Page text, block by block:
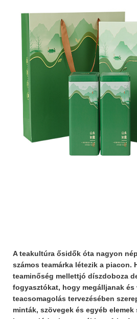
A teakultúra ősidők óta nagyon
számos teamárka létezik a piacon.
teaminőség mellettjó díszdoboza
fogyasztókat, hogy megálljanak és
teacsomagolás tervezésében
minták, szövegek és egyéb elemek